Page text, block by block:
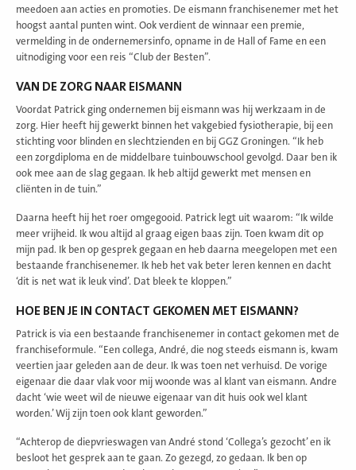
meedoen aan acties en promoties. De eismann franchisenemer met het
hoogst aantal punten wint. Ook verdient de winnaar een premie,
vermelding in de ondernemersinfo, opname in de Hall of Fame en een
uitnodiging voor een reis “Club der Besten”.
VAN DE ZORG NAAR EISMANN
Voordat Patrick ging ondernemen bij eismann was hij werkzaam in de
zorg. Hier heeft hij gewerkt binnen het vakgebied fysiotherapie, bij een
stichting voor blinden en slechtzienden en bij GGZ Groningen. “Ik heb
een zorgdiploma en de middelbare tuinbouwschool gevolgd. Daar ben ik
ook mee aan de slag gegaan. Ik heb altijd gewerkt met mensen en
cliënten in de tuin.”
Daarna heeft hij het roer omgegooid. Patrick legt uit waarom: “Ik wilde
meer vrijheid. Ik wou altijd al graag eigen baas zijn. Toen kwam dit op
mijn pad. Ik ben op gesprek gegaan en heb daarna meegelopen met een
bestaande franchisenemer. Ik heb het vak beter leren kennen en dacht
‘dit is net wat ik leuk vind’. Dat bleek te kloppen.”
HOE BEN JE IN CONTACT GEKOMEN MET EISMANN?
Patrick is via een bestaande franchisenemer in contact gekomen met de
franchiseformule. “Een collega, André, die nog steeds eismann is, kwam
veertien jaar geleden aan de deur. Ik was toen net verhuisd. De vorige
eigenaar die daar vlak voor mij woonde was al klant van eismann. Andre
dacht ‘wie weet wil de nieuwe eigenaar van dit huis ook wel klant
worden.’ Wij zijn toen ook klant geworden.”
“Achterop de diepvrieswagen van André stond ‘Collega’s gezocht’ en ik
besloot het gesprek aan te gaan. Zo gezegd, zo gedaan. Ik ben op